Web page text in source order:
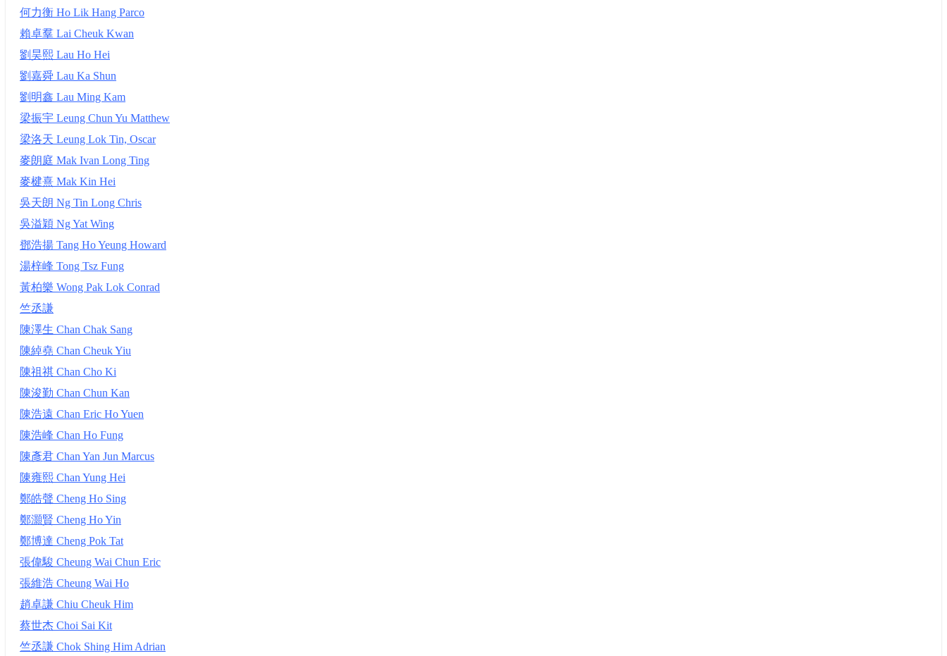
何力衡 Ho Lik Hang Parco
賴卓羣 Lai Cheuk Kwan
劉昊熙 Lau Ho Hei
劉嘉舜 Lau Ka Shun
劉明鑫 Lau Ming Kam
梁振宇 Leung Chun Yu Matthew
梁洛天 Leung Lok Tin, Oscar
麥朗庭 Mak Ivan Long Ting
麥楗熹 Mak Kin Hei
吳天朗 Ng Tin Long Chris
吳溢穎 Ng Yat Wing
鄧浩揚 Tang Ho Yeung Howard
湯梓峰 Tong Tsz Fung
黃柏樂 Wong Pak Lok Conrad
竺丞謙
陳澤生 Chan Chak Sang
陳綽堯 Chan Cheuk Yiu
陳祖祺 Chan Cho Ki
陳浚勤 Chan Chun Kan
陳浩遠 Chan Eric Ho Yuen
陳浩峰 Chan Ho Fung
陳彥君 Chan Yan Jun Marcus
陳雍熙 Chan Yung Hei
鄭皓聲 Cheng Ho Sing
鄭灝賢 Cheng Ho Yin
鄭博達 Cheng Pok Tat
張偉駿 Cheung Wai Chun Eric
張維浩 Cheung Wai Ho
趙卓謙 Chiu Cheuk Him
蔡世杰 Choi Sai Kit
竺丞謙 Chok Shing Him Adrian